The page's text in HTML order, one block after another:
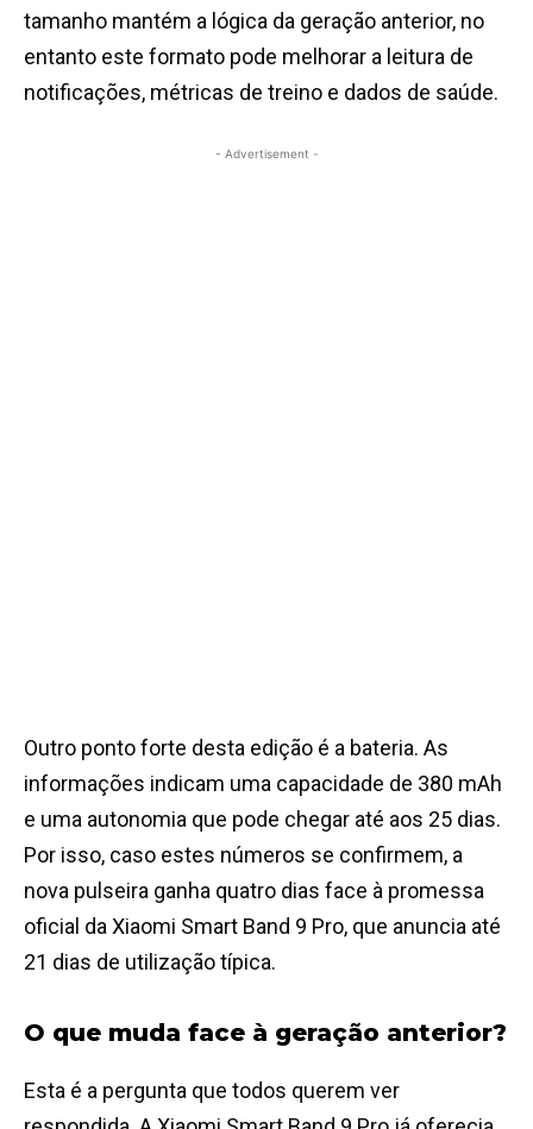
tamanho mantém a lógica da geração anterior, no
entanto este formato pode melhorar a leitura de
notificações, métricas de treino e dados de saúde.
- Advertisement -
Outro ponto forte desta edição é a bateria. As
informações indicam uma capacidade de 380 mAh
e uma autonomia que pode chegar até aos 25 dias.
Por isso, caso estes números se confirmem, a
nova pulseira ganha quatro dias face à promessa
oficial da Xiaomi Smart Band 9 Pro, que anuncia até
21 dias de utilização típica.
O que muda face à geração anterior?
Esta é a pergunta que todos querem ver